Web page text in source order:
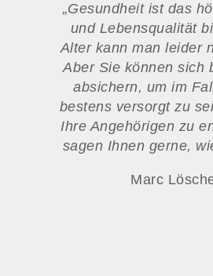
„Gesundheit ist das
und Lebensqualität
Alter kann man leider
Aber Sie können sich
absichern, um im
bestens versorgt zu
Ihre Angehörigen zu
sagen Ihnen gerne,
Marc